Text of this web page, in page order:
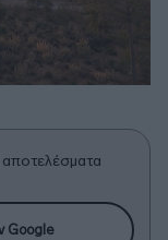
Google